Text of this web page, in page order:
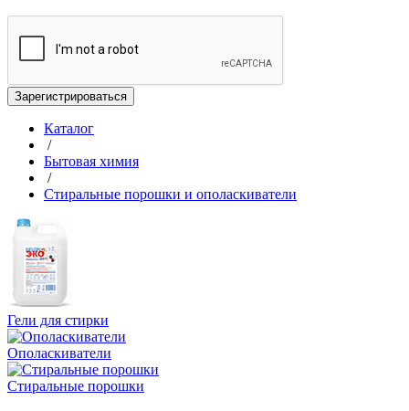
Зарегистрироваться
Каталог
/
Бытовая химия
/
Стиральные порошки и ополаскиватели
Гели для стирки
Ополаскиватели
Стиральные порошки